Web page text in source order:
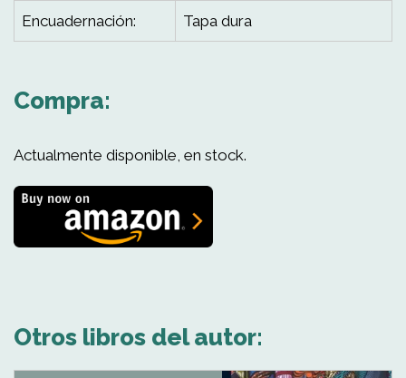
Encuadernación: Tapa dura
Compra:
Actualmente disponible, en stock.
Otros libros del autor: